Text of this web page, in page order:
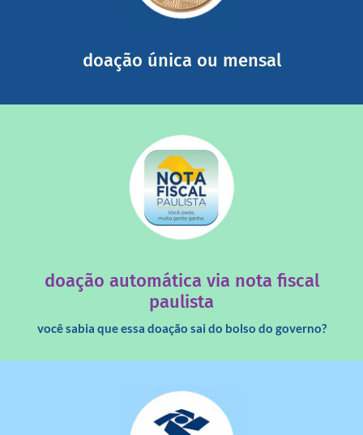
doação única ou mensal
mail mostrando tudo o que fizemos com a sua ajuda
doação automática via nota fiscal
paulista
você sabia que essa doação sai do bolso do governo?
saiba mais